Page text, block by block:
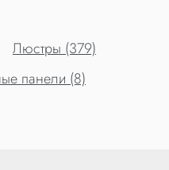
Люстры (379)
панели (8)